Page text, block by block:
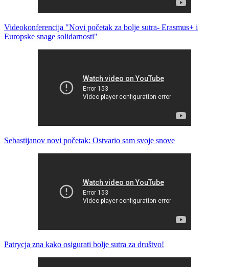
Videokonferencija "Novi početak za bolje sutra- Erasmus+ i
Europske snage solidarnosti"
Sebastijanov novi početak: Ostvario sam svoje snove
Patrycja zna kako osigurati bolje sutra za društvo!